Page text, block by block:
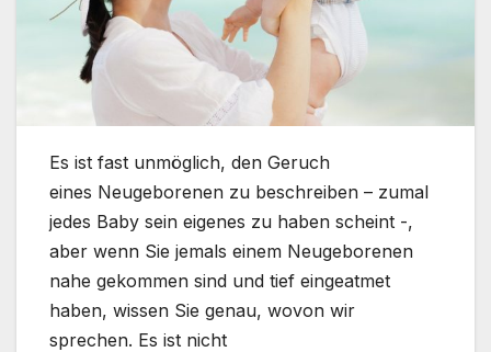
Es ist fast unmöglich, den Geruch
eines Neugeborenen zu beschreiben – zumal
jedes Baby sein eigenes zu haben scheint -,
aber wenn Sie jemals einem Neugeborenen
nahe gekommen sind und tief eingeatmet
haben, wissen Sie genau, wovon wir
sprechen. Es ist nicht